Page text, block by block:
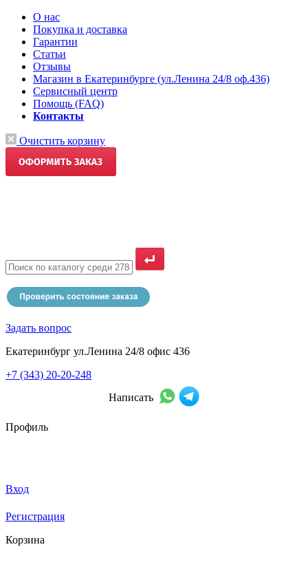
О нас
Покупка и доставка
Гарантии
Статьи
Отзывы
Магазин в Екатеринбурге (ул.Ленина 24/8 оф.436)
Сервисный центр
Помощь (FAQ)
Контакты
Очистить корзину
Задать вопрос
Екатеринбург ул.Ленина 24/8 офис 436
+7 (343) 20-20-248
Написать
Профиль
Вход
Регистрация
Корзина